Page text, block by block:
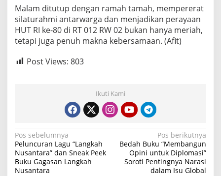
Malam ditutup dengan ramah tamah, mempererat
silaturahmi antarwarga dan menjadikan perayaan
HUT RI ke-80 di RT 012 RW 02 bukan hanya meriah,
tetapi juga penuh makna kebersamaan. (Afit)
Post Views: 803
Ikuti Kami
N
a
v
Pos sebelumnya
Peluncuran Lagu “Langkah
Nusantara” dan Sneak Peek
Buku Gagasan Langkah
Nusantara
Pos berikutnya
Bedah Buku “Membangun
Opini untuk Diplomasi”
Soroti Pentingnya Narasi
dalam Isu Global